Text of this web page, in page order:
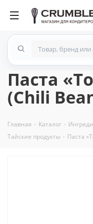
Паста
(Chili
Главная - Каталог -
Тайские продукты - Паста